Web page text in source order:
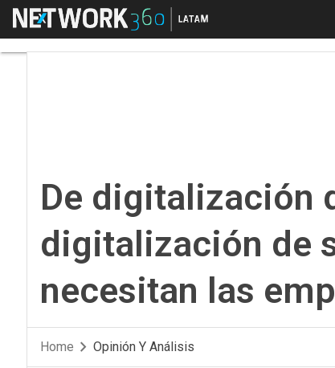
Menú De
De digitalización
digitalización de
necesitan las
Home Opinión Y Análisis